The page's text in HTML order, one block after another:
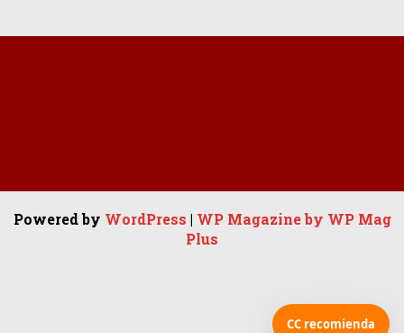
Powered by WordPress | WP Magazine by WP Mag
Plus
CC recomienda